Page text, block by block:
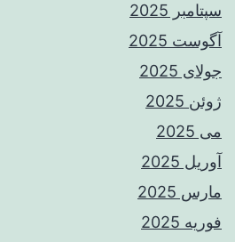
سپتامبر 2025
آگوست 2025
جولای 2025
ژوئن 2025
می 2025
آوریل 2025
مارس 2025
فوریه 2025